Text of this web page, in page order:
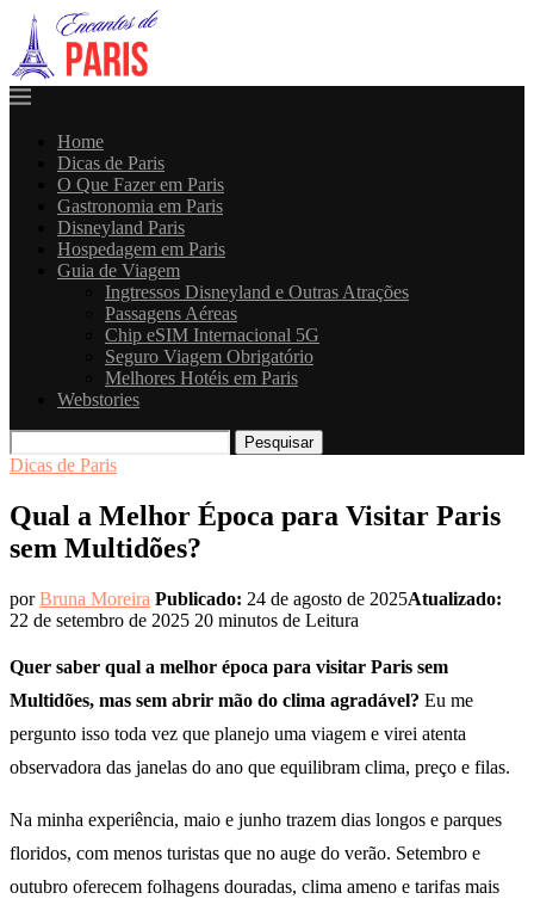
Home
Dicas de Paris
O Que Fazer em Paris
Gastronomia em Paris
Disneyland Paris
Hospedagem em Paris
Guia de Viagem
Ingtressos Disneyland e Outras Atrações
Passagens Aéreas
Chip eSIM Internacional 5G
Seguro Viagem Obrigatório
Melhores Hotéis em Paris
Webstories
Pesquisar
Dicas de Paris
Qual a Melhor Época para Visitar Paris
sem Multidões?
porBruna Moreira Publicado: 24 de agosto de 2025Atualizado:
22 de setembro de 2025 20 minutos de Leitura
Quer saber qual a melhor época para visitar Paris sem
Multidões, mas sem abrir mão do clima agradável? Eu me
pergunto isso toda vez que planejo uma viagem e virei atenta
observadora das janelas do ano que equilibram clima, preço e filas.
Na minha experiência, maio e junho trazem dias longos e parques
floridos, com menos turistas que no auge do verão. Setembro e
outubro oferecem folhagens douradas, clima ameno e tarifas mais